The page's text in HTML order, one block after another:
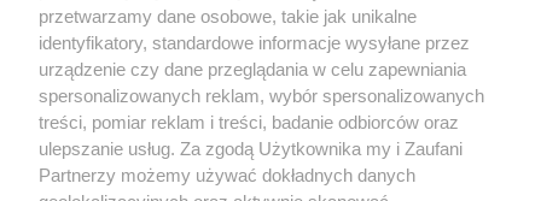
Kultura
X Facebook Instagram Youtube
przetwarzamy dane osobowe, takie jak unikalne
identyfikatory, standardowe informacje wysyłane przez
urządzenie czy dane przeglądania w celu zapewniania
spersonalizowanych reklam, wybór spersonalizowanych
treści, pomiar reklam i treści, badanie odbiorców oraz
ulepszanie usług. Za zgodą Użytkownika my i Zaufani
Partnerzy możemy używać dokładnych danych